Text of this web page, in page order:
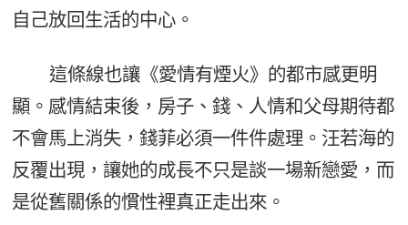
自己放回生活的中心。
這條線也讓《愛情有煙火》的都市感更明
顯。感情結束後，房子、錢、人情和父母期待都
不會馬上消失，錢菲必須一件件處理。汪若海的
反覆出現，讓她的成長不只是談一場新戀愛，而
是從舊關係的慣性裡真正走出來。